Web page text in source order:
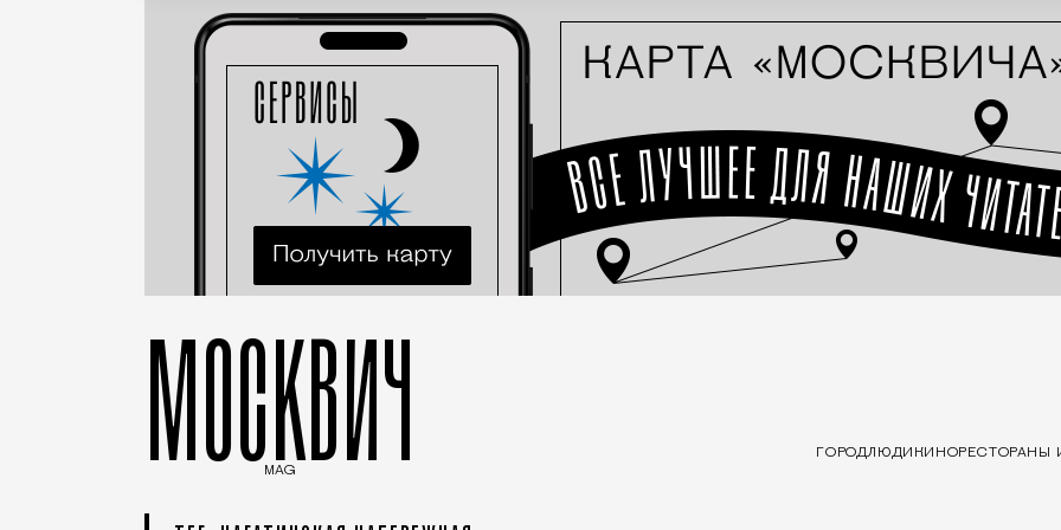
МОСКВИЧ
MAG
ГОРОДЛЮДИ КИНОРЕСТОРАНЫ